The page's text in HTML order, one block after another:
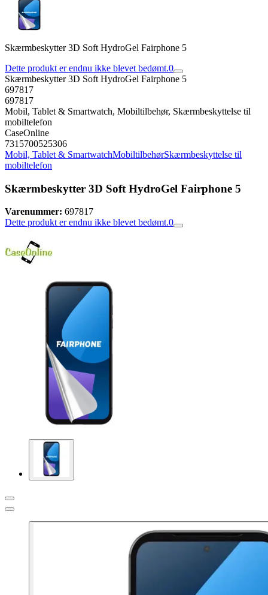
Skærmbeskytter 3D Soft HydroGel Fairphone 5
Dette produkt er endnu ikke blevet bedømt.0
Skærmbeskytter 3D Soft HydroGel Fairphone 5
697817
697817
Mobil, Tablet & Smartwatch, Mobiltilbehør, Skærmbeskyttelse til
mobiltelefon
CaseOnline
7315700525306
Mobil, Tablet & SmartwatchMobiltilbehørSkærmbeskyttelse til
mobiltelefon
Skærmbeskytter 3D Soft HydroGel Fairphone 5
Varenummer: 697817
Dette produkt er endnu ikke blevet bedømt.0